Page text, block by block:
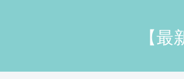
【